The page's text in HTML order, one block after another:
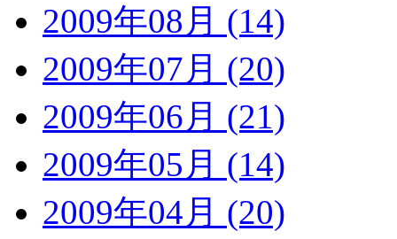
2009年08月 (14)
2009年07月 (20)
2009年06月 (21)
2009年05月 (14)
2009年04月 (20)